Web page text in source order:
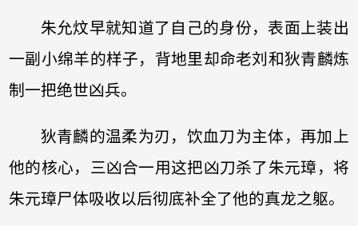
朱允炆早就知道了自己的身份，表面上装出
一副小绵羊的样子，背地里却命老刘和狄青麟炼
制一把绝世凶兵。
狄青麟的温柔为刃，饮血刀为主体，再加上
他的核心，三凶合一用这把凶刀杀了朱元璋，将
朱元璋尸体吸收以后彻底补全了他的真龙之躯。